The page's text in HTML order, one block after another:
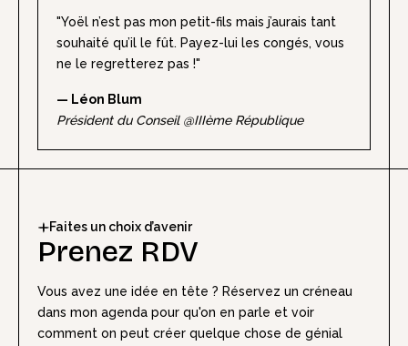
"Yoël n’est pas mon petit-fils mais j’aurais tant
souhaité qu’il le fût. Payez-lui les congés, vous
ne le regretterez pas !"
— Léon Blum
Président du Conseil @IIIème République
Faites un choix d’avenir
Prenez RDV
Vous avez une idée en tête ? Réservez un créneau
dans mon agenda pour qu'on en parle et voir
comment on peut créer quelque chose de génial